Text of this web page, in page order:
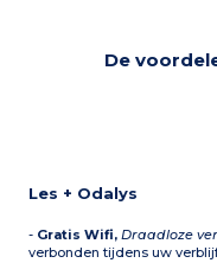
De
Les + Odalys
- Gratis Wifi,Draadloze
verbonden tijdens uw